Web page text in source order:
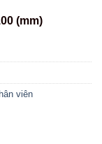
(mm)
viên